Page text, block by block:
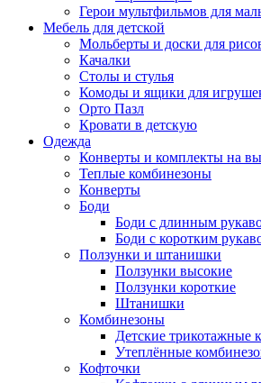
Герои мультфильмов для
Мебель для детской
Мольберты и доски для
Качалки
Столы и стулья
Комоды и ящики для
Орто Пазл
Кровати в детскую
Одежда
Конверты и комплекты на
Теплые комбинезоны
Конверты
Боди
Боди с длинным
Боди с коротким
Ползунки и штанишки
Ползунки высокие
Ползунки короткие
Штанишки
Комбинезоны
Детские трикотажные
Утеплённые
Кофточки